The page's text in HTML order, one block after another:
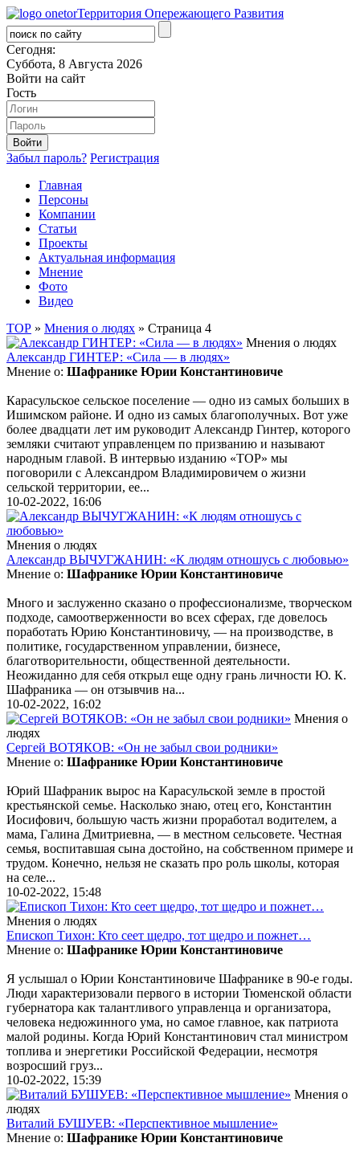
Территория Опережающего Развития
Сегодня:
Суббота, 8 Августа 2026
Войти на сайт
Гость
Забыл пароль? Регистрация
Главная
Персоны
Компании
Статьи
Проекты
Актуальная информация
Мнение
Фото
Видео
ТОР » Мнения о людях » Страница 4
Мнения о людях
Александр ГИНТЕР: «Сила — в людях»
Мнение о: Шафранике Юрии Константиновиче
Карасульское сельское поселение — одно из самых больших в
Ишимском районе. И одно из самых благополучных. Вот уже
более двадцати лет им руководит Александр Гинтер, которого
земляки считают управленцем по призванию и называют
народным главой. В интервью изданию «ТОР» мы
поговорили с Александром Владимировичем о жизни
сельской территории, ее...
10-02-2022, 16:06
Мнения о людях
Александр ВЫЧУГЖАНИН: «К людям отношусь с любовью»
Мнение о: Шафранике Юрии Константиновиче
Много и заслуженно сказано о профессионализме, творческом
подходе, самоотверженности во всех сферах, где довелось
поработать Юрию Константиновичу, — на производстве, в
политике, государственном управлении, бизнесе,
благотворительности, общественной деятельности.
Неожиданно для себя открыл еще одну грань личности Ю. К.
Шафраника — он отзывчив на...
10-02-2022, 16:02
Мнения о
людях
Сергей ВОТЯКОВ: «Он не забыл свои родники»
Мнение о: Шафранике Юрии Константиновиче
Юрий Шафраник вырос на Карасульской земле в простой
крестьянской семье. Насколько знаю, отец его, Константин
Иосифович, большую часть жизни проработал водителем, а
мама, Галина Дмитриевна, — в местном сельсовете. Честная
семья, воспитавшая сына достойно, на собственном примере и
трудом. Конечно, нельзя не сказать про роль школы, которая
на селе...
10-02-2022, 15:48
Мнения о людях
Епископ Тихон: Кто сеет щедро, тот щедро и пожнет…
Мнение о: Шафранике Юрии Константиновиче
Я услышал о Юрии Константиновиче Шафранике в 90-е годы.
Люди характеризовали первого в истории Тюменской области
губернатора как талантливого управленца и организатора,
человека недюжинного ума, но самое главное, как патриота
малой родины. Когда Юрий Константинович стал министром
топлива и энергетики Российской Федерации, несмотря
возросший груз...
10-02-2022, 15:39
Мнения о
людях
Виталий БУШУЕВ: «Перспективное мышление»
Мнение о: Шафранике Юрии Константиновиче